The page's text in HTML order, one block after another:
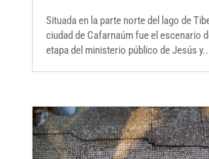
Situada en la parte norte del lago de
ciudad de Cafarnaúm fue el escenario
etapa del ministerio público de Jesús